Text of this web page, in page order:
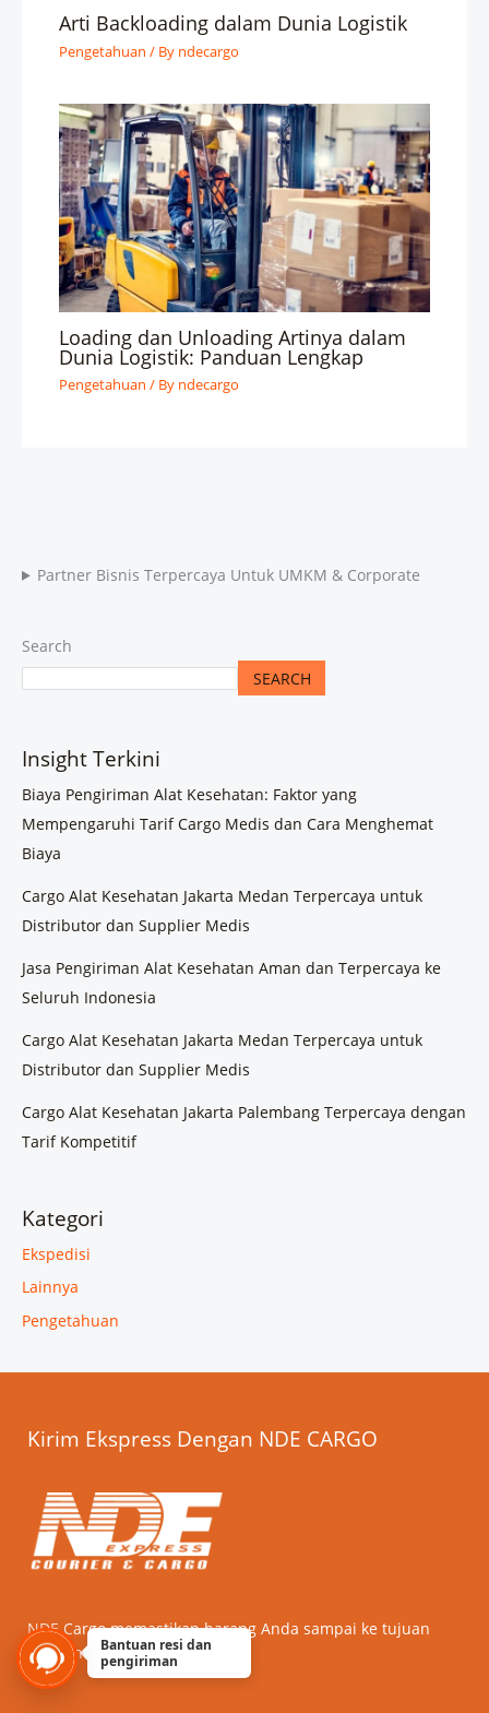
Arti Backloading dalam Dunia Logistik
Pengetahuan / By ndecargo
Loading dan Unloading Artinya dalam
Dunia Logistik: Panduan Lengkap
Pengetahuan / By ndecargo
Partner Bisnis Terpercaya Untuk UMKM & Corporate
Search
SEARCH
Insight Terkini
Biaya Pengiriman Alat Kesehatan: Faktor yang
Mempengaruhi Tarif Cargo Medis dan Cara Menghemat
Biaya
Cargo Alat Kesehatan Jakarta Medan Terpercaya untuk
Distributor dan Supplier Medis
Jasa Pengiriman Alat Kesehatan Aman dan Terpercaya ke
Seluruh Indonesia
Cargo Alat Kesehatan Jakarta Medan Terpercaya untuk
Distributor dan Supplier Medis
Cargo Alat Kesehatan Jakarta Palembang Terpercaya dengan
Tarif Kompetitif
Kategori
Ekspedisi
Lainnya
Pengetahuan
Kirim Ekspress Dengan NDE CARGO
NDE Cargo memastikan barang Anda sampai ke tujuan
dengan cepat dan aman.
Bantuan resi dan
pengiriman